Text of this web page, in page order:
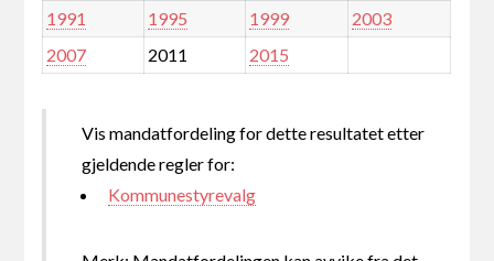
1991 1995 1999
2003
2007
2011 2015
Vis mandatfordeling for dette resultatet etter
gjeldende regler for:
Kommunestyrevalg